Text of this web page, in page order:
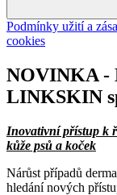
Podmínky užití a
cookies
NOVINKA -
LINKSKIN
Inovativní přístup k
kůže psů a koček
Nárůst případů
hledání nových